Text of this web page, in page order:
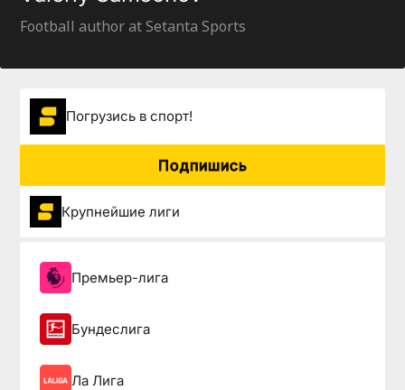
Football author at Setanta Sports
Погрузиcь в спорт!
Подпишись
Крупнейшие лиги
Премьер-лига
Бундеслига
Ла Лига